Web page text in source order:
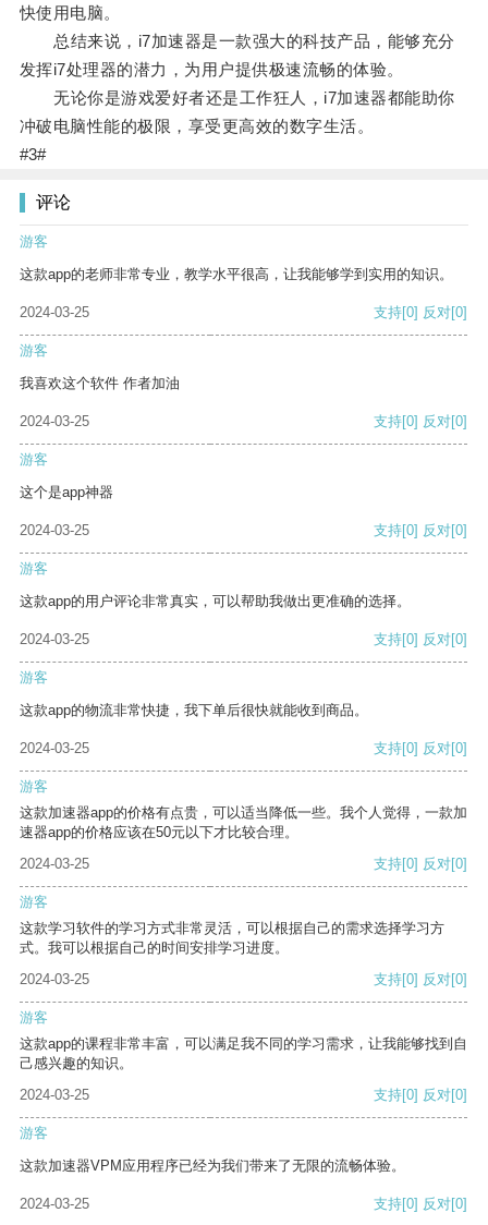
快使用电脑。
总结来说，i7加速器是一款强大的科技产品，能够充分
发挥i7处理器的潜力，为用户提供极速流畅的体验。
无论你是游戏爱好者还是工作狂人，i7加速器都能助你
冲破电脑性能的极限，享受更高效的数字生活。
#3#
评论
游客
这款app的老师非常专业，教学水平很高，让我能够学到实用的知识。
2024-03-25 支持[0] 反对[0]
游客
我喜欢这个软件 作者加油
2024-03-25 支持[0] 反对[0]
游客
这个是app神器
2024-03-25 支持[0] 反对[0]
游客
这款app的用户评论非常真实，可以帮助我做出更准确的选择。
2024-03-25 支持[0] 反对[0]
游客
这款app的物流非常快捷，我下单后很快就能收到商品。
2024-03-25 支持[0] 反对[0]
游客
这款加速器app的价格有点贵，可以适当降低一些。我个人觉得，一款加
速器app的价格应该在50元以下才比较合理。
2024-03-25
支持[0] 反对[0]
游客
这款学习软件的学习方式非常灵活，可以根据自己的需求选择学习方
式。我可以根据自己的时间安排学习进度。
2024-03-25
支持[0] 反对[0]
游客
这款app的课程非常丰富，可以满足我不同的学习需求，让我能够找到自
己感兴趣的知识。
2024-03-25
支持[0] 反对[0]
游客
这款加速器VPM应用程序已经为我们带来了无限的流畅体验。
2024-03-25 支持[0] 反对[0]